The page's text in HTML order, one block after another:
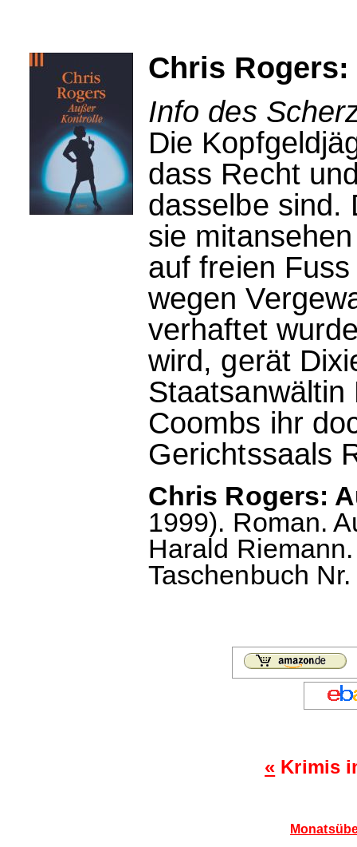
Chris
Info des
Die
dass Recht
dasselbe sind.
sie
auf freien
wegen
verhaftet
wird, gerät
Coombs ihr
Gerichtssaals
Chris Rogers:
1999). Roman.
Harald
Taschenbuch
« Krimis